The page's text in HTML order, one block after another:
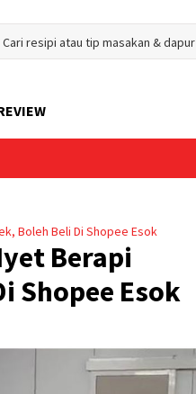
Boleh Beli Di Shopee Esok
Berapi
Shopee Esok